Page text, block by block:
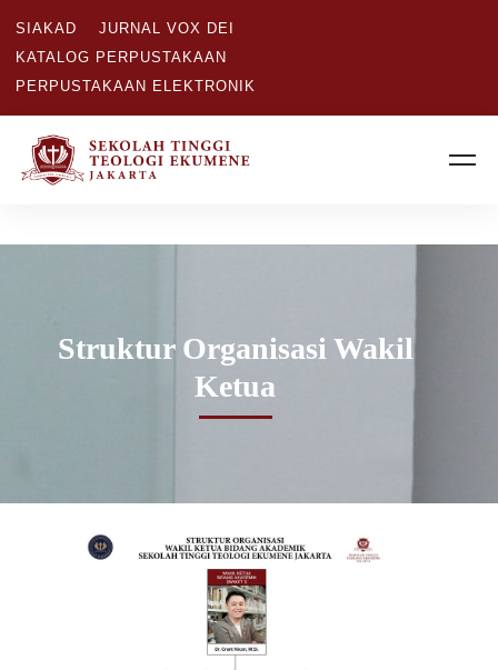
SIAKAD
JURNAL VOX DEI
KATALOG PERPUSTAKAAN
PERPUSTAKAAN ELEKTRONIK
Struktur Organisasi Wakil
Ketua
Struktur
Organisasi